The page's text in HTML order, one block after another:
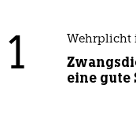
1 Wehrplicht
eine gute